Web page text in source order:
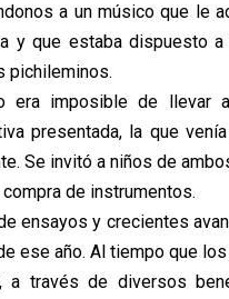
a un músico que le
y que estaba dispuesto
pichileminos.
era imposible de llevar
presentada, la que
Se invitó a niños de
de instrumentos.
ensayos y crecientes
ese año. Al tiempo que
a través de diversos